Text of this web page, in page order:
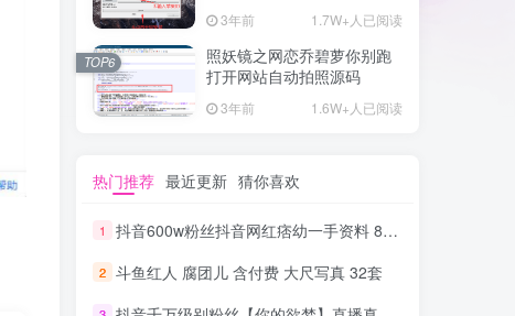
3年前 1.7W+人已阅读
照妖镜之网恋乔碧萝你别跑
打开网站自动拍照源码
3年前 1.6W+人已阅读
TOP6
热门推荐 最近更新 猜你喜欢
1 抖音600w粉丝抖音网红痞幼一手资料 877P 500M 含私拍
2 斗鱼红人 腐团儿 含付费 大尺写真 32套